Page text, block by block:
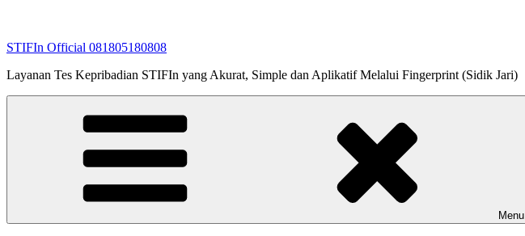
STIFIn Official 081805180808
Layanan Tes Kepribadian STIFIn yang Akurat, Simple dan Aplikatif Melalui Fingerprint (Sidik Jari)
Menu